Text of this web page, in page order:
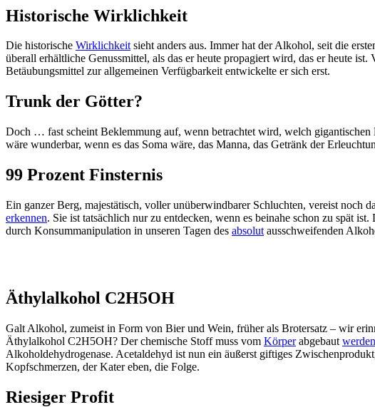
Historische Wirklichkeit
Die historische Wirklichkeitsieht anders aus. Immer hat der Alkohol, seit die
überall erhältliche Genussmittel, als das er heute propagiert wird, das er heute
Betäubungsmittel zur allgemeinen Verfügbarkeit entwickelte er sich erst.
Trunk der Götter?
Doch … fast scheint Beklemmung auf, wenn betrachtet wird, welch
wäre wunderbar, wenn es das Soma wäre, das Manna, das Getränk der
99 Prozent Finsternis
Ein ganzer Berg, majestätisch, voller unüberwindbarer Schluchten, vereist noch
erkennen. Sie ist tatsächlich nur zu entdecken, wenn es beinahe schon zu spät ist.
durch Konsummanipulation in unseren Tagen des absolut ausschweifenden
Äthylalkohol C2H5OH
Galt Alkohol, zumeist in Form von Bier und Wein, früher als Brotersatz – wir
Äthylalkohol C2H5OH? Der chemische Stoff muss vom Körperabgebaut werden
Alkoholdehydrogenase. Acetaldehyd ist nun ein äußerst giftiges
Kopfschmerzen, der Kater eben, die Folge.
Riesiger Profit